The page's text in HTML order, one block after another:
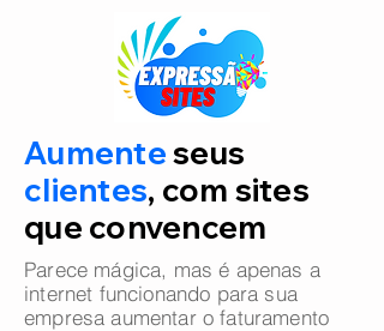
Aumenteseus
clientes, com sites
que convencem
Parece mágica, mas é apenas a
internet funcionando para sua
empresa aumentar o faturamento